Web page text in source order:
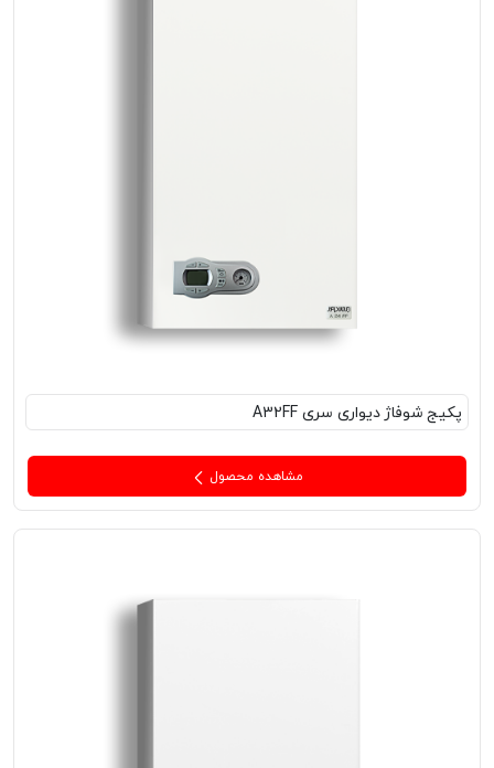
پکیج‌ شوفاژ دیواری سری A32FF
مشاهده محصول